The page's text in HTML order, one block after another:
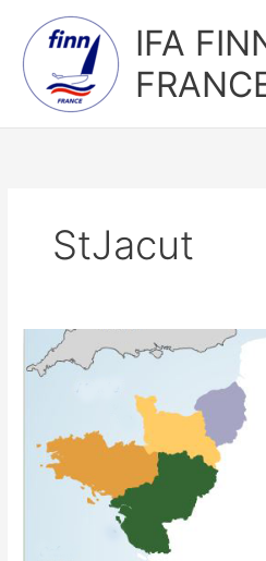
contenu
IFA
StJacut
Ouest
Jacut
2018